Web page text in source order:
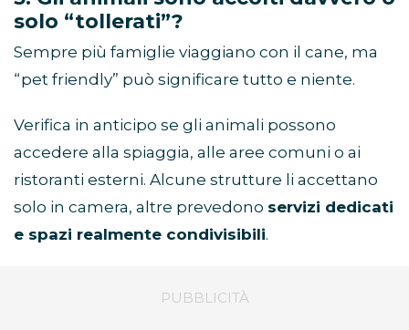
solo “tollerati”?
Sempre più famiglie viaggiano con il cane, ma
“pet friendly” può significare tutto e niente.
Verifica in anticipo se gli animali possono
accedere alla spiaggia, alle aree comuni o ai
ristoranti esterni. Alcune strutture li accettano
solo in camera, altre prevedono servizi dedicati
e spazi realmente condivisibili.